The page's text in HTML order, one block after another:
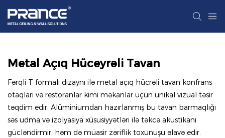
Metal Açıq Hüceyrəli Tavan
Fərqli T formalı dizaynı ilə metal açıq hücrəli tavan konfrans
otaqları və restoranlar kimi məkanlar üçün unikal vizual təsir
təqdim edir. Alüminiumdan hazırlanmış bu tavan barmaqlığı
səs udma və izolyasiya xüsusiyyətləri ilə təkcə akustikanı
gücləndirmir, həm də müasir zəriflik toxunuşu əlavə edir.